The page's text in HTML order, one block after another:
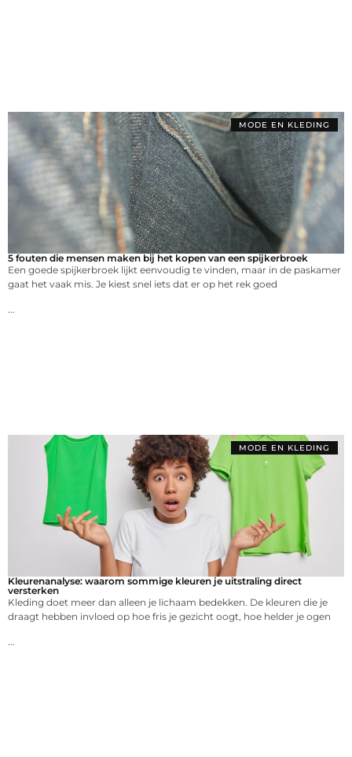
MODE EN KLEDING
5 fouten die mensen maken bij het kopen van een spijkerbroek
Een goede spijkerbroek lijkt eenvoudig te vinden, maar in de paskamer
gaat het vaak mis. Je kiest snel iets dat er op het rek goed
...
MODE EN KLEDING
Kleurenanalyse: waarom sommige kleuren je uitstraling direct
versterken
Kleding doet meer dan alleen je lichaam bedekken. De kleuren die je
draagt hebben invloed op hoe fris je gezicht oogt, hoe helder je ogen
...